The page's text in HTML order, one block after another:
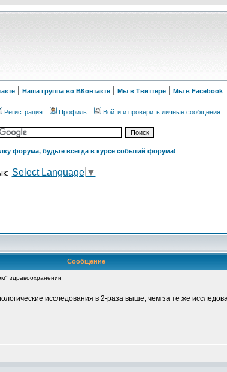
| Наша группа во ВКонтакте| Мы в Твиттере| Мы в Facebook
Регистрация Профиль Войти и проверить личные сообщения
форума, будьте всегда в курсе событий форума!
Select Language ▼
Сообщение
здравоохранении
исследования в 2-раза выше, чем за те же